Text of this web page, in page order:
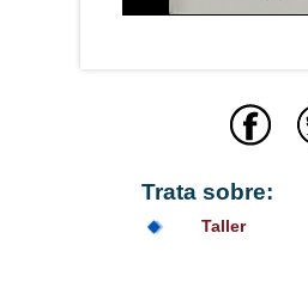
Trata sobre:
Taller